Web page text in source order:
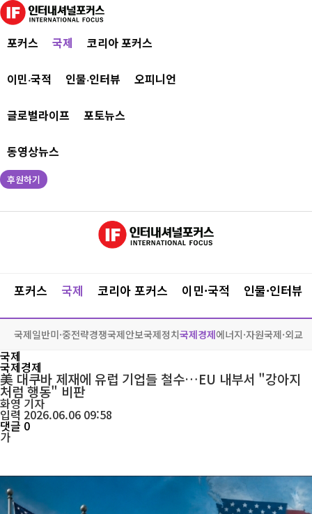
포커스 국제 코리아 포커스
이민·국적 인물·인터뷰 오피니언
글로벌라이프 포토뉴스
동영상뉴스
후원하기
포커스 국제 코리아 포커스 이민·국적 인물·인터뷰
국제일반미·중전략경쟁국제안보국제정치국제경제에너지·자원국제·외교
국제
국제경제
美 대쿠바 제재에 유럽 기업들 철수…EU 내부서 "강아지
처럼 행동" 비판
화영기자
입력 2026.06.06 09:58
댓글 0
가